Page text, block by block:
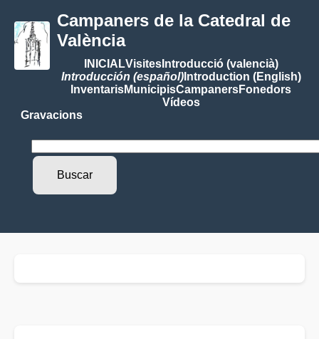
Campaners de la Catedral de
València
INICIALVisitesIntroducció (valencià)
Introducción (español)Introduction (English)
InventarisMunicipisCampanersFonedors
Vídeos
Gravacions